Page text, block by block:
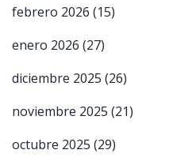
febrero 2026 (15)
enero 2026 (27)
diciembre 2025 (26)
noviembre 2025 (21)
octubre 2025 (29)